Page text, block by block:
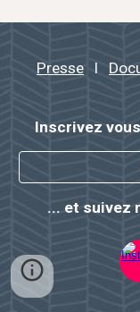
Presse l
Inscrivez
... et suivez